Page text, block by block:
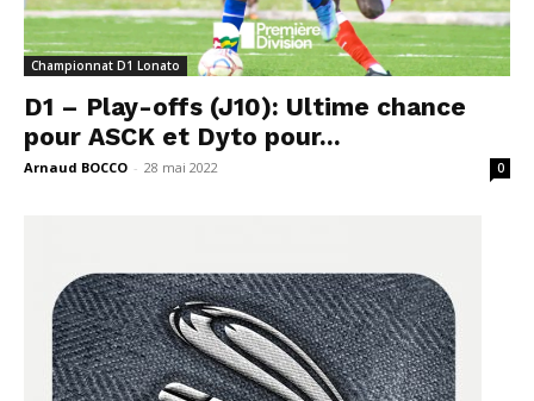
Championnat D1 Lonato
D1 – Play-offs (J10): Ultime chance
pour ASCK et Dyto pour...
Arnaud BOCCO - 28 mai 2022 0